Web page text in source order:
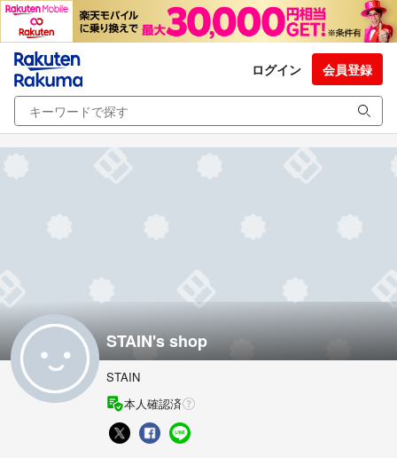
ログイン 会員登録
STAIN's shop
STAIN
本人確認済